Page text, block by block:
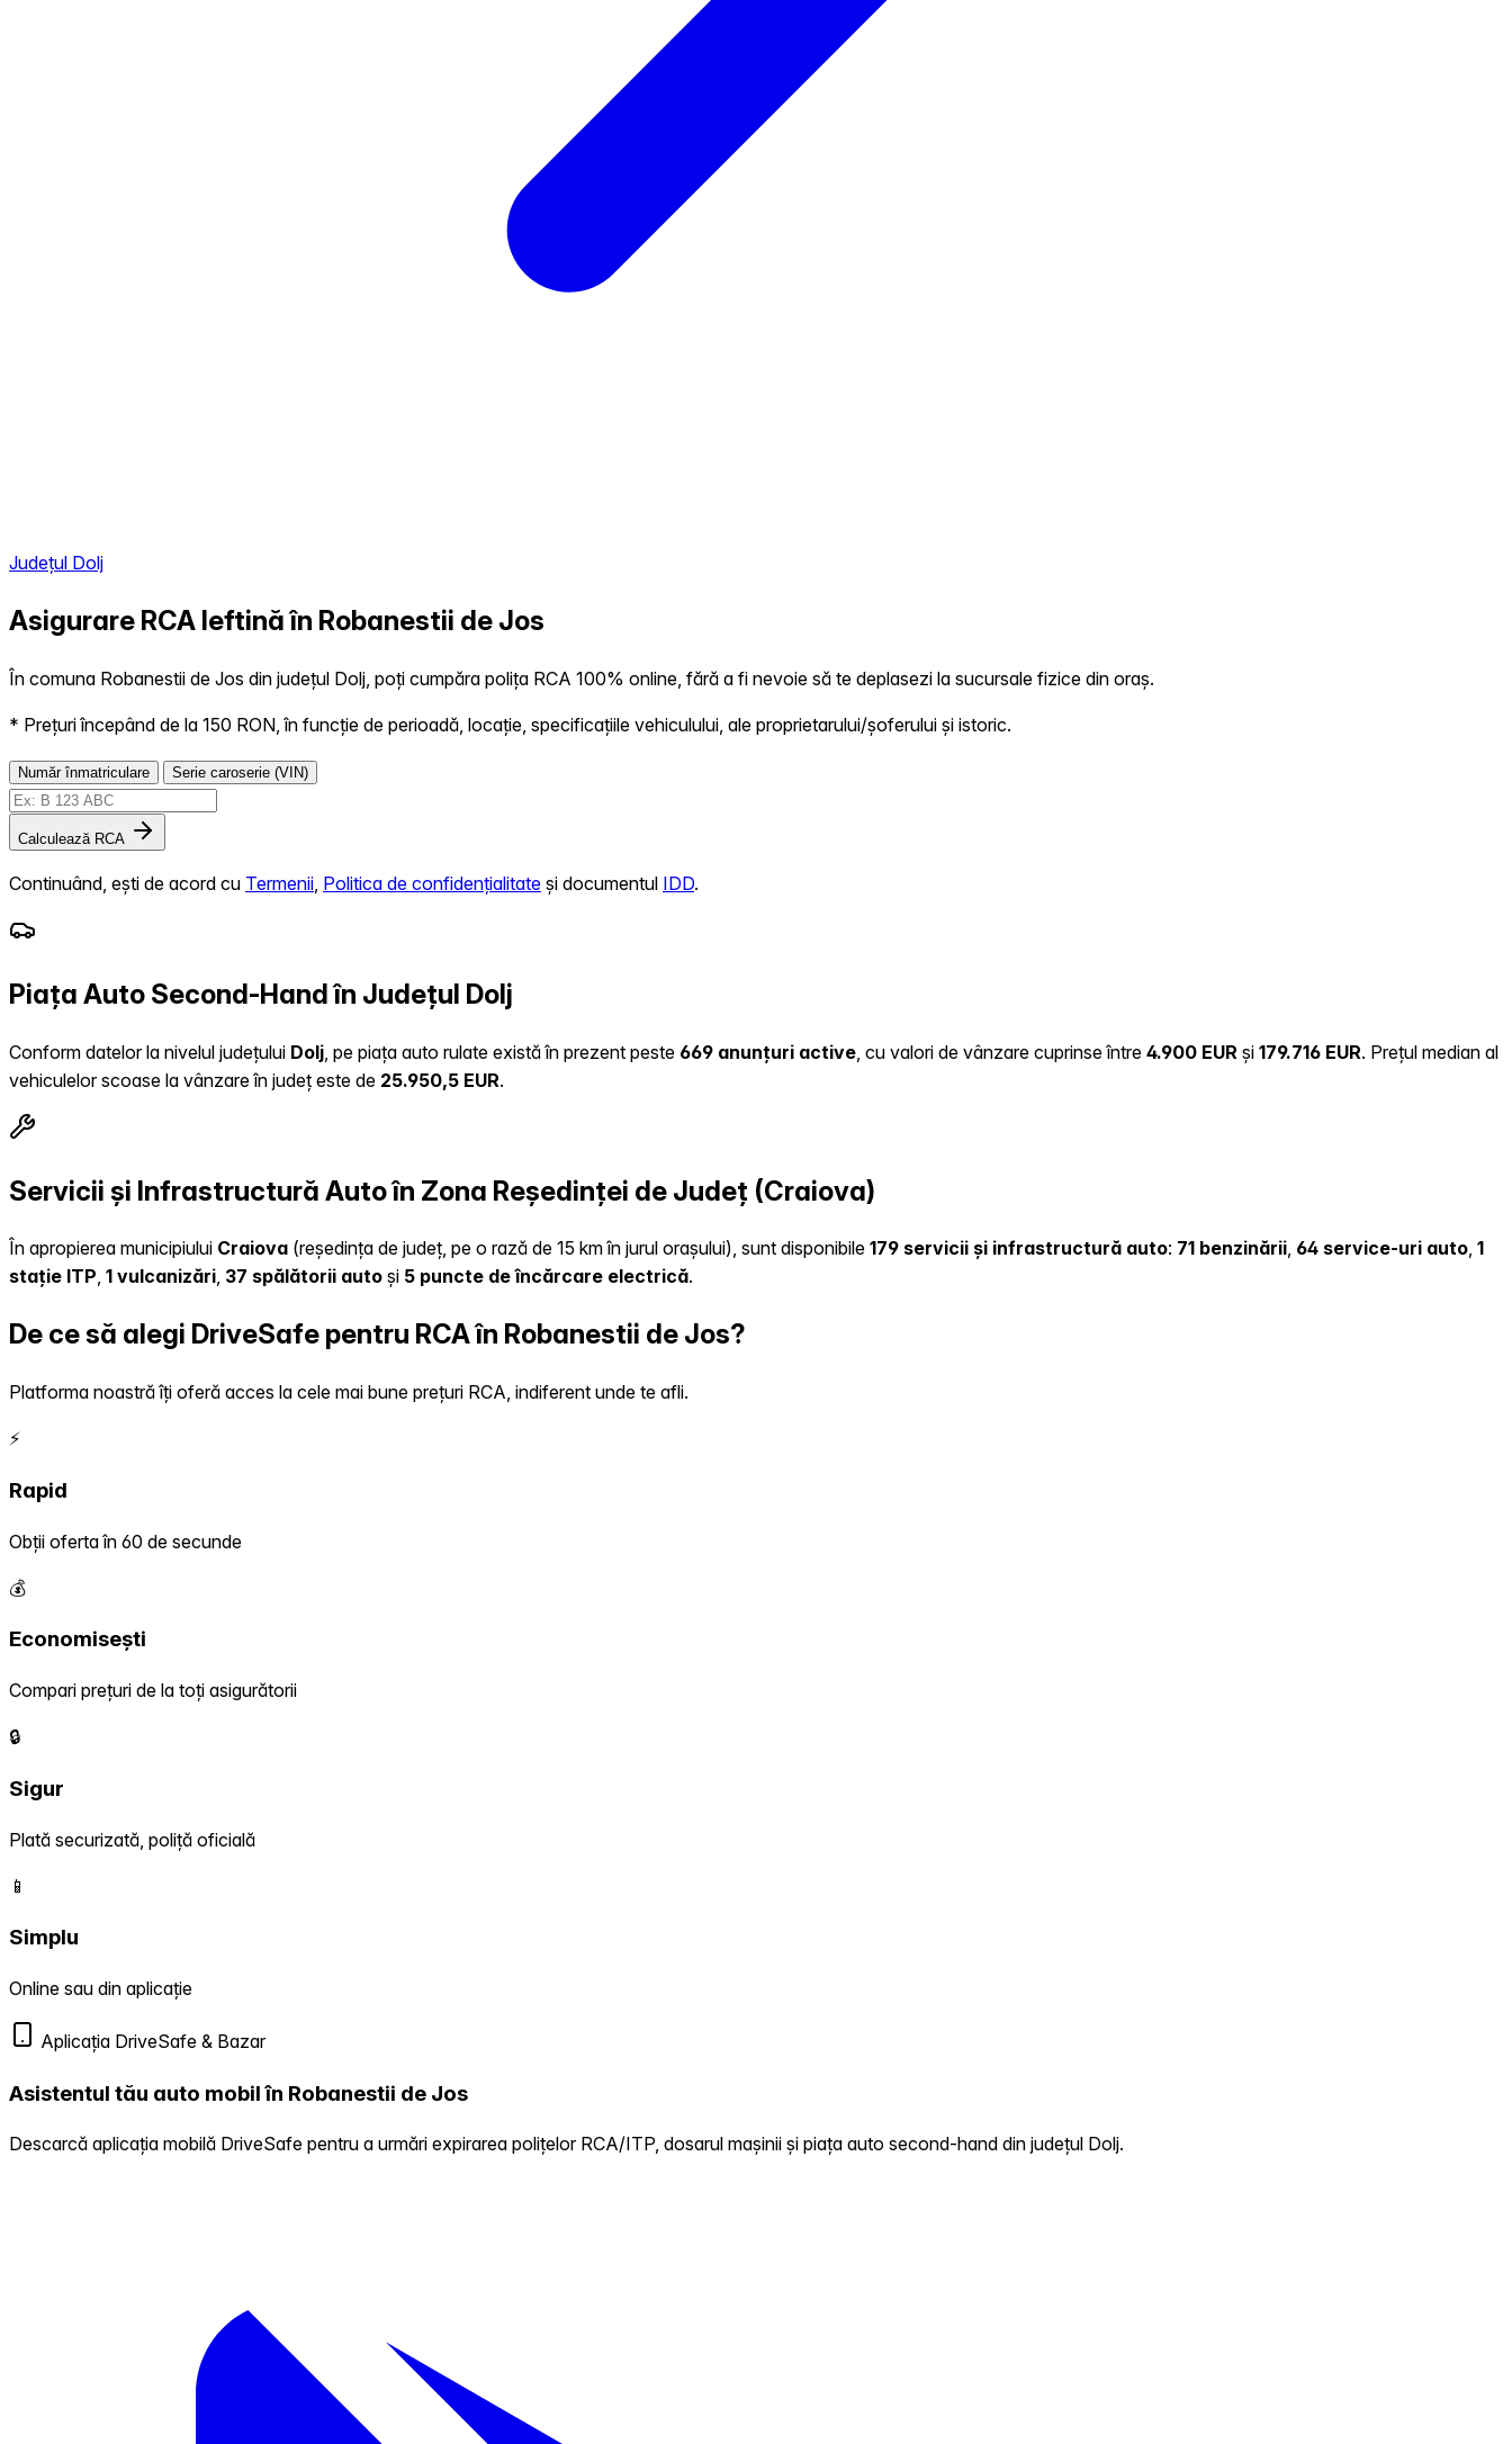
Județul Dolj
Asigurare RCA Ieftină în Robanestii de Jos
În comuna Robanestii de Jos din județul Dolj, poți cumpăra polița RCA 100% online, fără a fi nevoie să te deplasezi la sucursale fizice din oraș.
* Prețuri începând de la 150 RON, în funcție de perioadă, locație, specificațiile vehiculului, ale proprietarului/șoferului și istoric.
Număr înmatriculare Serie caroserie (VIN)
Calculează RCA
Continuând, ești de acord cu Termenii Politica de confidențialitate și documentul IDD.
Piața Auto Second-Hand în Județul Dolj
Conform datelor la nivelul județului Dolj , pe piața auto rulate există în prezent peste 669 anunțuri active , cu valori de vânzare cuprinse între 4.900 EUR și 179.716 EUR. Prețul median al
vehiculelor scoase la vânzare în județ este de 25.950,5 EUR.
Servicii și Infrastructură Auto în Zona Reședinței de Județ (Craiova)
În apropierea municipiului Craiova (reședința de județ, pe o rază de 15 km în jurul orașului), sunt disponibile 179 servicii și infrastructură auto: 71 benzinării, 64 service-uri auto, 1
stație ITP, 1 vulcanizări, 37 spălătorii auto și 5 puncte de încărcare electrică.
De ce să alegi DriveSafe pentru RCA în Robanestii de Jos?
Platforma noastră îți oferă acces la cele mai bune prețuri RCA, indiferent unde te afli.
⚡
Rapid
Obții oferta în 60 de secunde
💰
Economisești
Compari prețuri de la toți asigurătorii
🔒
Sigur
Plată securizată, poliță oficială
📱
Simplu
Online sau din aplicație
Aplicația DriveSafe & Bazar
Asistentul tău auto mobil în Robanestii de Jos
Descarcă aplicația mobilă DriveSafe pentru a urmări expirarea polițelor RCA/ITP, dosarul mașinii și piața auto second-hand din județul Dolj.